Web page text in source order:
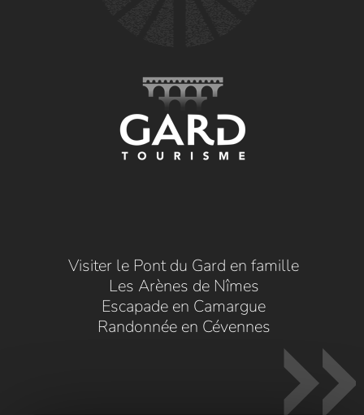
Visiter le Pont du Gard en famille
Les Arènes de Nîmes
Escapade en Camargue
Randonnée en Cévennes